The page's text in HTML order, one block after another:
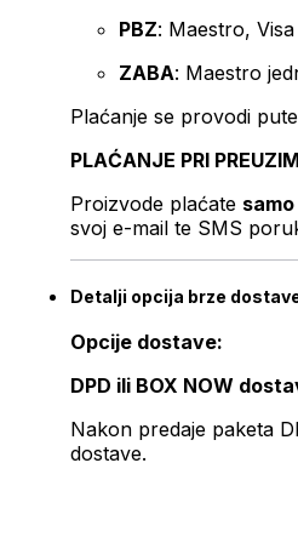
PBZ: Maestro,
ZABA: Maestro
Plaćanje se provodi
PLAĆANJE PRI
Proizvode plaćate
svoj e-mail te SMS
Detalji opcija brze
Opcije dostave:
DPD ili BOX NOW
Nakon predaje paketa
dostave.